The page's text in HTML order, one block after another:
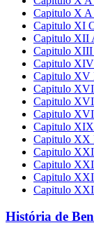
Capitulo X A
Capitulo XI
Capitulo XII
Capitulo XIII
Capitulo XIV
Capitulo XV
Capitulo XVI
Capitulo
Capitulo
Capitulo
Capitulo XX
Capitulo XXI
Capitulo
Capitulo
Capitulo
História de